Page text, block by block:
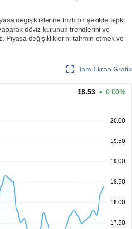
değişikliklerine hızlı bir şekilde tepki
döviz kurunun trendlerini ve
Piyasa değişikliklerini tahmin etmek ve
Tam Ekran Grafik
18.53 0.00%